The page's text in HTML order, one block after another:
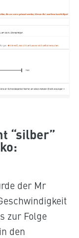
“silber”
der Mr
zur Folge
den